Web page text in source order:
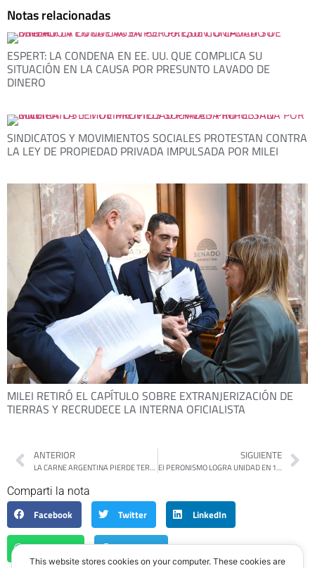
Notas relacionadas
ESPERT: LA CONDENA EN EE. UU. QUE COMPLICA SU
SITUACIÓN EN LA CAUSA POR PRESUNTO LAVADO DE
DINERO
SINDICATOS Y MOVIMIENTOS SOCIALES PROTESTAN CONTRA
LA LEY DE PROPIEDAD PRIVADA IMPULSADA POR MILEI
MILEI RETIRÓ EL CAPÍTULO SOBRE EXTRANJERIZACIÓN DE
TIERRAS Y RECRUDECE LA INTERNA OFICIALISTA
ANTERIOR
LA CARNE ARGENTINA PIERDE TERRENO: CRECEN IMPORTACIONES DESDE BRASIL Y CHILE IMPONE RESTRICCIONES
SIGUIENTE
El PERONISMO LOGRA UNIDAD EN 17 PROVINCIAS HACIA LAS ELECCIONES DE OCTUBRE
Comparti la nota
Facebook
Twitter LinkedIn
WhatsApp Telegram
This website stores cookies on your computer. These cookies are